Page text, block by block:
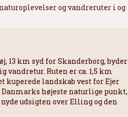
og vandreruter i og
13 km syd for Skanderborg, byder
vandretur. Ruten er ca. 1,5 km
kuperede landskab vest for Ejer
højeste naturlige punkt,
udsigten over Elling og den